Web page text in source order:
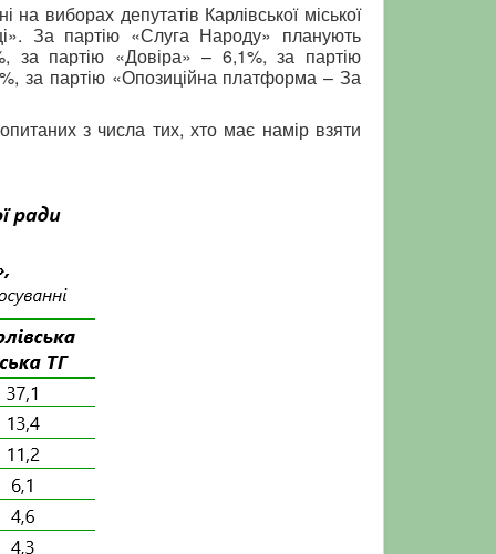
виборах депутатів Карлівської міської
За партію «Слуга Народу» планують
за партію «Довіра» – 6,1%, за партію
за партію «Опозиційна платформа – За
з числа тих, хто має намір взяти